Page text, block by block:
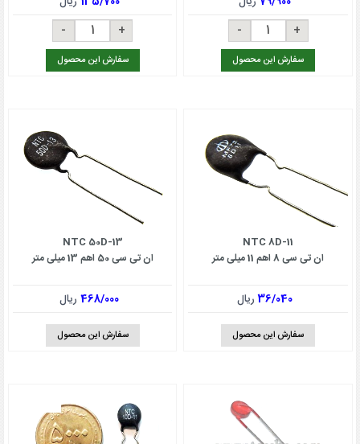
سفارش این محصول سفارش این محصول
NTC 8D-11
ان تی سی 8 اهم 11 میلی متر
36/040ریال
سفارش این محصول
NTC 50D-13
ان تی سی 50 اهم 13 میلی متر
468/000ریال
سفارش این محصول